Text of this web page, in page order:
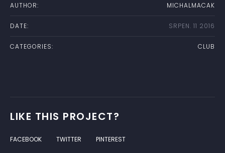
AUTHOR: MICHALMACAK
DATE: SRPEN. 11 2016
CATEGORIES: CLUB
LIKE THIS PROJECT?
FACEBOOK TWITTER PINTEREST